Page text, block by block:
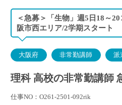
＜急募＞「生物」週5日18～
阪市西エリア/2学期スタート
大阪府 非常勤講師 派
理科 高校の非常勤講師
仕事NO：O261-2501-092rik